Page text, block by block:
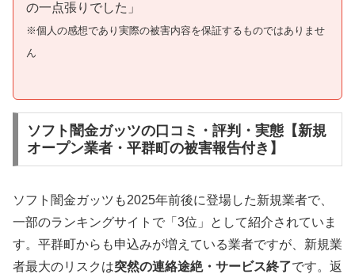
の一点張りでした」
※個人の感想であり実際の被害内容を保証するものではありませ
ん
ソフト闇金ガッツの口コミ・評判・実態【新規
オープン業者・平群町の被害報告付き】
ソフト闇金ガッツも2025年前後に登場した新規業者で、
一部のランキングサイトで「3位」として紹介されていま
す。平群町からも申込みが増えている業者ですが、新規業
者最大のリスクは突然の連絡途絶・サービス終了です。返